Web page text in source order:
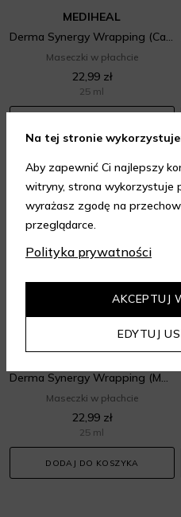
MEDIHEAL
Derma Synergy Wrapping (Calming) Mask
Maseczki w płachcie
22,99 zł
25 ml
Derma Synergy Wrapping (Moisture)
Maseczki w płachcie
22,99 zł
25 ml
DODAJ DO KOSZYKA
Na tej stronie
Aby zapewnić Ci najlepszy
witryny, strona wykorzystuje
wyrażasz zgodę na
przeglądarce.
Polityka prywatności
EDYTUJ
AKCEPTUJ